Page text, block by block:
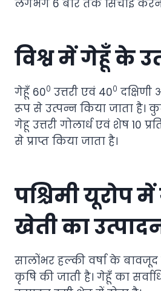
लगभग 6 बार तक सिंचाई करने
विश्व में गेहूँ के
गेहूँ 60० उत्तरी एवं 40० दक्षिणी
रूप से उत्पन्न किया जाता है।
गेहू उत्तरी गोलार्ध एवं शेष 10
से प्राप्त किया जाता है।
पश्चिमी यूरोप
खेती का
सालोंभर हल्की वर्षा के
कृषि की जाती है। गेहूँ का